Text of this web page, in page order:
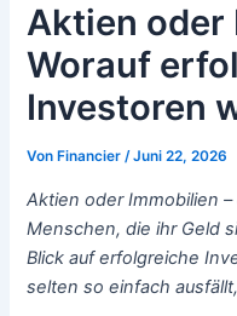
Aktien oder
Worauf
Investoren
Von Financier/Juni 22, 2026
Aktien oder Immobilien
Menschen, die ihr Geld
Blick auf erfolgreiche
selten so einfach